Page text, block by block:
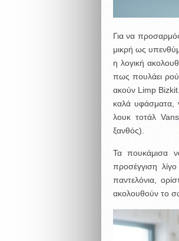
Για να
μικρή ως
η λογική
πως πουλάει
ακούν Limp
καλά υφάσματα,
λουκ τοτάλ
ξανθός).
Τα πουκάμισα
προσέγγιση
παντελόνια,
ακολουθούν το